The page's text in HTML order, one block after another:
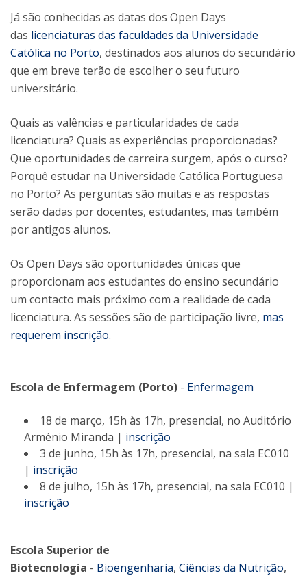
Já são conhecidas as datas dos Open Days
das licenciaturas das faculdades da Universidade
Católica no Porto, destinados aos alunos do secundário
que em breve terão de escolher o seu futuro
universitário.
Quais as valências e particularidades de cada
licenciatura? Quais as experiências proporcionadas?
Que oportunidades de carreira surgem, após o curso?
Porquê estudar na Universidade Católica Portuguesa
no Porto? As perguntas são muitas e as respostas
serão dadas por docentes, estudantes, mas também
por antigos alunos.
Os Open Days são oportunidades únicas que
proporcionam aos estudantes do ensino secundário
um contacto mais próximo com a realidade de cada
licenciatura. As sessões são de participação livre, mas
requerem inscrição.
Escola de Enfermagem (Porto) - Enfermagem
18 de março, 15h às 17h, presencial, no Auditório
Arménio Miranda | inscrição
3 de junho, 15h às 17h, presencial, na sala EC010
| inscrição
8 de julho, 15h às 17h, presencial, na sala EC010 |
inscrição
Escola Superior de
Biotecnologia - Bioengenharia, Ciências da Nutrição,